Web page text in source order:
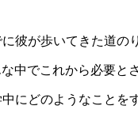
彼が歩いてきた道の
中でこれから必要と
にどのようなことを